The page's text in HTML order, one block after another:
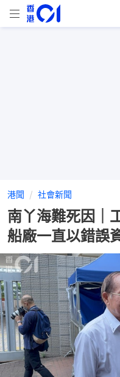
港聞 社會新聞
南丫海難死因｜
船廠一直以錯誤